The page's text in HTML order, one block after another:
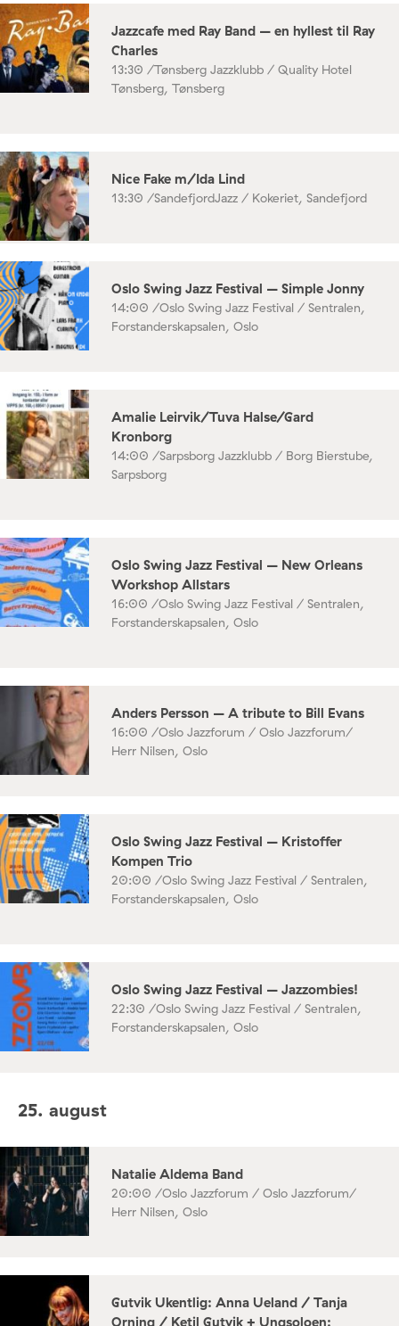
Jazzcafe med Ray Band – en hyllest til Ray
Charles
13:30 /Tønsberg Jazzklubb / Quality Hotel
Tønsberg, Tønsberg
Nice Fake m/Ida Lind
13:30 /SandefjordJazz / Kokeriet, Sandefjord
Oslo Swing Jazz Festival – Simple Jonny
14:00 /Oslo Swing Jazz Festival / Sentralen,
Forstanderskapsalen, Oslo
Amalie Leirvik/Tuva Halse/Gard
Kronborg
14:00 /Sarpsborg Jazzklubb / Borg Bierstube,
Sarpsborg
Oslo Swing Jazz Festival – New Orleans
Workshop Allstars
16:00 /Oslo Swing Jazz Festival / Sentralen,
Forstanderskapsalen, Oslo
Anders Persson – A tribute to Bill Evans
16:00 /Oslo Jazzforum / Oslo Jazzforum/
Herr Nilsen, Oslo
Oslo Swing Jazz Festival – Kristoffer
Kompen Trio
20:00 /Oslo Swing Jazz Festival / Sentralen,
Forstanderskapsalen, Oslo
Oslo Swing Jazz Festival – Jazzombies!
22:30 /Oslo Swing Jazz Festival / Sentralen,
Forstanderskapsalen, Oslo
25. august
Natalie Aldema Band
20:00 /Oslo Jazzforum / Oslo Jazzforum/
Herr Nilsen, Oslo
Gutvik Ukentlig: Anna Ueland / Tanja
Orning / Ketil Gutvik + Ungsoloen: